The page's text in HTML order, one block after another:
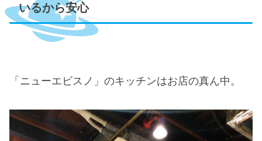
いるから安心
「ニューエビスノ」のキッチンはお店の真ん中。